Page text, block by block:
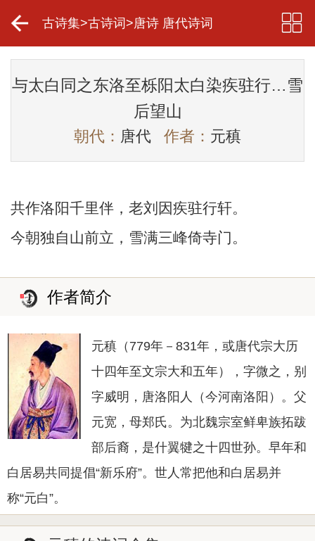
古诗集>古诗词 >唐诗 唐代诗词
与太白同之东洛至栎阳太白染疾驻行…雪
后望山
朝代： 唐代 作者： 元稹
共作洛阳千里伴，老刘因疾驻行轩。
今朝独自山前立，雪满三峰倚寺门。
作者简介
元稹（779年－831年，或唐代宗大历
十四年至文宗大和五年），字微之，别
字威明，唐洛阳人（今河南洛阳）。父
元宽，母郑氏。为北魏宗室鲜卑族拓跋
部后裔，是什翼犍之十四世孙。早年和
白居易共同提倡“新乐府”。世人常把他和白居易并
称“元白”。